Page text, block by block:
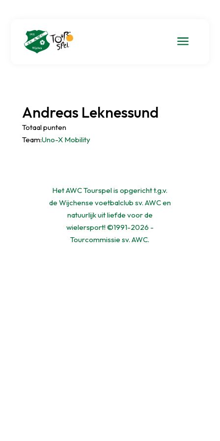
a
Andreas Leknessund
Totaal punten
Team:Uno-X Mobility
Het AWC Tourspel is opgericht t.g.v.
de Wijchense voetbalclub sv. AWC en
natuurlijk uit liefde voor de
wielersport! ©1991-2026 -
Tourcommissie sv. AWC.